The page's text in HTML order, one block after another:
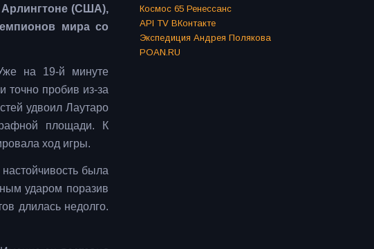
Арлингтоне (США),
мира со
на 19-й минуте
точно пробив из-за
удвоил Лаутаро
площади. К
ход игры.
была
ударом поразив
длилась недолго.
Космос 65 Ренессанс
API TV ВКонтакте
Экспедиция Андрея Полякова
POAN.RU